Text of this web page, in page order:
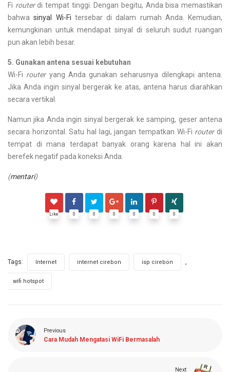
Fi routerdi tempat tinggi. Dengan begitu, Anda bisa memastikan
bahwasinyal Wi-Fi tersebar di dalam rumah Anda. Kemudian,
kemungkinan untuk mendapat sinyal di seluruh sudut ruangan
pun akan lebih besar.
5. Gunakan antena sesuai kebutuhan
Wi-Fi routeryang Anda gunakan seharusnya dilengkapi antena.
Jika Anda ingin sinyal bergerak ke atas, antena harus diarahkan
secara vertikal.
Namun jika Anda ingin sinyal bergerak ke samping, geser antena
secara horizontal. Satu hal lagi, jangan tempatkan Wi-Fi routerdi
tempat di mana terdapat banyak orang karena hal ini akan
berefek negatif pada koneksi Anda.
(mentari)
Like 0 0 0 0 0 0
Tags: Internet internet cirebon isp cirebon
wifi hotspot
Previous
Cara Mudah Mengatasi WiFi Bermasalah
Next